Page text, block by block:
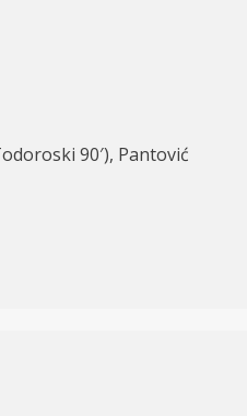
90′), Pantović